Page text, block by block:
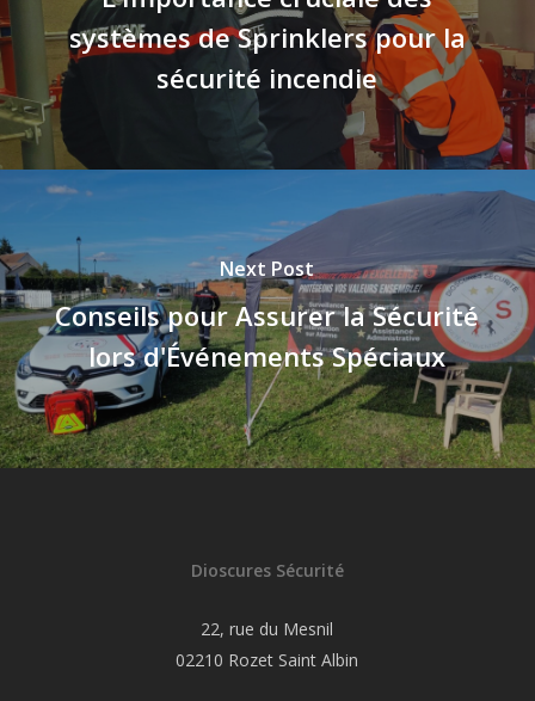
systèmes de Sprinklers pour la
sécurité incendie
Next Post
Conseils pour Assurer la Sécurité
lors d'Événements Spéciaux
Dioscures Sécurité
22, rue du Mesnil
02210 Rozet Saint Albin